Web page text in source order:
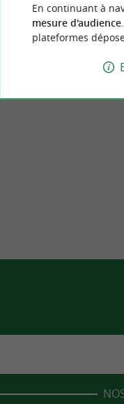
En continuant à
mesure d'audience
plateformes